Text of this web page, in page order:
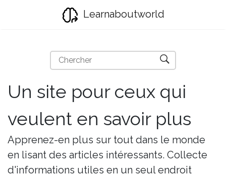
Learnaboutworld
Un site pour ceux qui
veulent en savoir plus
Apprenez-en plus sur tout dans le monde
en lisant des articles intéressants. Collecte
d'informations utiles en un seul endroit